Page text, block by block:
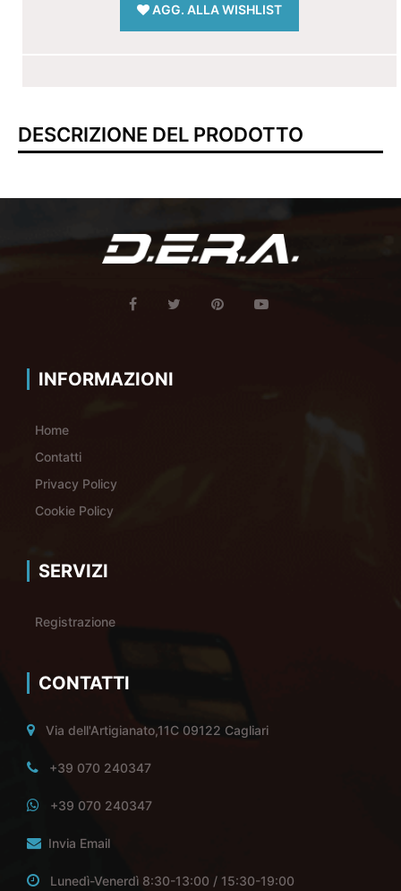
AGG. ALLA WISHLIST
DESCRIZIONE DEL PRODOTTO
INFORMAZIONI
Home
Contatti
Privacy Policy
Cookie Policy
SERVIZI
Registrazione
CONTATTI
Via dell'Artigianato,11C 09122 Cagliari
+39 070 240347
+39 070 240347
Invia Email
Lunedì-Venerdì 8:30-13:00 / 15:30-19:00